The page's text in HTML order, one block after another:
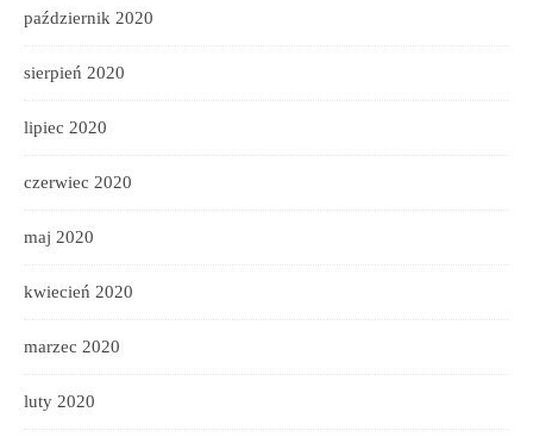
październik 2020
sierpień 2020
lipiec 2020
czerwiec 2020
maj 2020
kwiecień 2020
marzec 2020
luty 2020